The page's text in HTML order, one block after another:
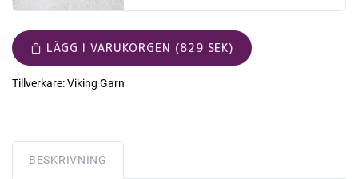
LÄGG I VARUKORGEN (829 SEK)
Tillverkare:Viking Garn
BESKRIVNING